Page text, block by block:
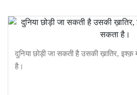
दुनिया छोड़ी जा सकती है उसकी ख़ातिर,
है।